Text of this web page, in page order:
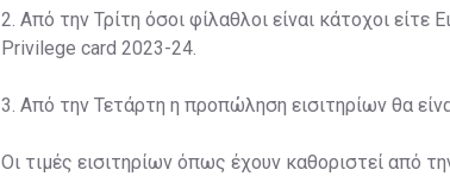
2. Από την Τρίτη όσοι φίλαθλοι είναι κάτοχοι είτε
Privilege card 2023-24.
3. Από την Τετάρτη η προπώληση εισιτηρίων θα
Οι τιμές εισιτηρίων όπως έχουν καθοριστεί από